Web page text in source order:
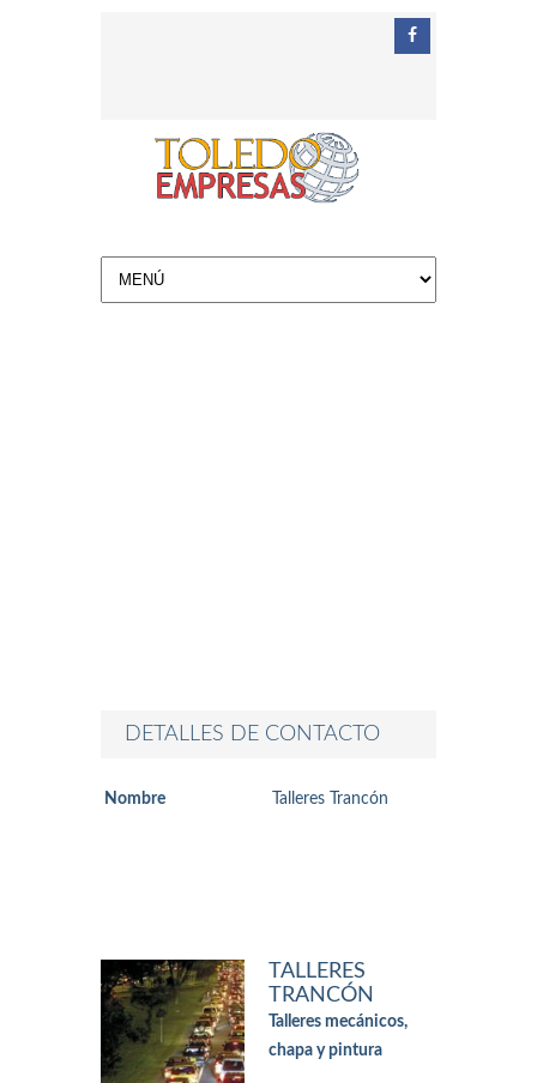
DETALLES DE CONTACTO
Nombre Talleres Trancón
TALLERES
TRANCÓN
Talleres mecánicos,
chapa y pintura